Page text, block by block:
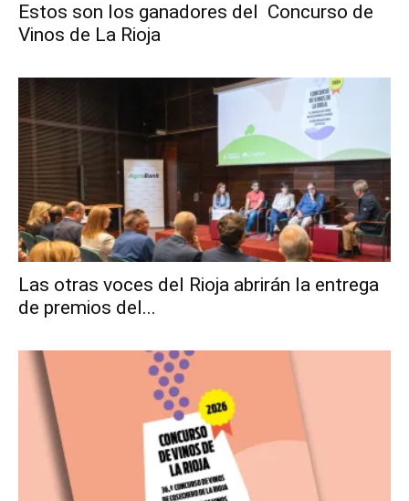
Estos son los ganadores del Concurso de
Vinos de La Rioja
Las otras voces del Rioja abrirán la entrega
de premios del...